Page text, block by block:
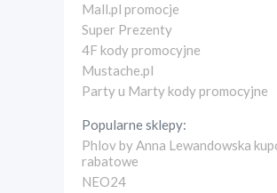
Mall.pl promocje
Super Prezenty
4F kody promocyjne
Mustache.pl
Party u Marty kody promocyjne
Popularne sklepy:
Phlov by Anna Lewandowska
rabatowe
NEO24